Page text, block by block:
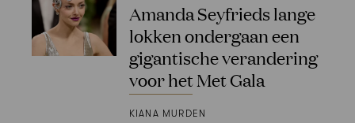
Amanda Seyfrieds lange
lokken ondergaan een
gigantische verandering
voor het Met Gala
KIANA MURDEN